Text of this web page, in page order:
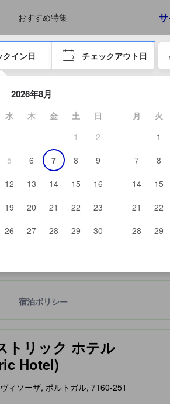
おすすめ特集
ーキーを押して内容を確定して、検索します。
クイン日 チェックアウト日
押して日付選択画面の操作を開始します。
2026年8月
水 木 金 土
日
1
2
5 6 7 8
9
12 13 14 15
16
19 20 21 22
23
26 27 28 29
30
月 火
1
7
8
14
15
21
22
28
29
宿泊ポリシー
トリック ホテル
Hotel)
と予測される快適さや客室のレベルを示
ィソーザ, ポルトガル, 7160-251
ています。実際の経験に基づいた内容